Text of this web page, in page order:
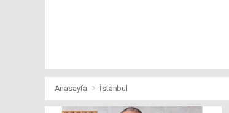
Anasayfa İstanbul